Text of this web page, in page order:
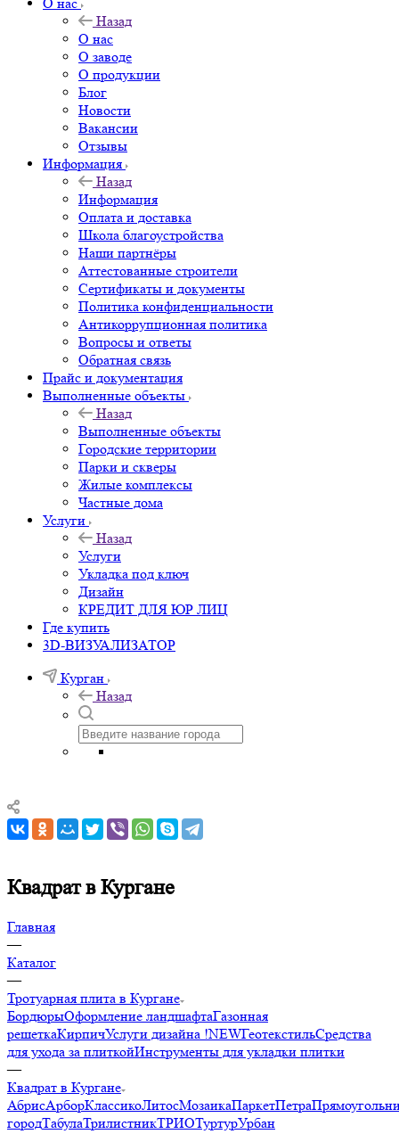
Назад
О нас
О заводе
О продукции
Блог
Новости
Вакансии
Отзывы
Информация
Назад
Информация
Оплата и доставка
Школа благоустройства
Наши партнёры
Аттестованные строители
Сертификаты и документы
Политика конфиденциальности
Антикоррупционная политика
Вопросы и ответы
Обратная связь
Прайс и документация
Выполненные объекты
Назад
Выполненные объекты
Городские территории
Парки и скверы
Жилые комплексы
Частные дома
Услуги
Назад
Услуги
Укладка под ключ
Дизайн
КРЕДИТ ДЛЯ ЮР ЛИЦ
Где купить
3D-ВИЗУАЛИЗАТОР
Курган
Назад
Квадрат в Кургане
Главная
—
Каталог
—
Тротуарная плита в Кургане
БордюрыОформление ландшафтаГазонная
решеткаКирпичУслуги дизайна !NEWГеотекстильСредства
для ухода за плиткойИнструменты для укладки плитки
—
Квадрат в Кургане
АбрисАрборКлассикоЛитосМозаикаПаркетПетра
городТабулаТрилистникТРИОТуртурУрбан